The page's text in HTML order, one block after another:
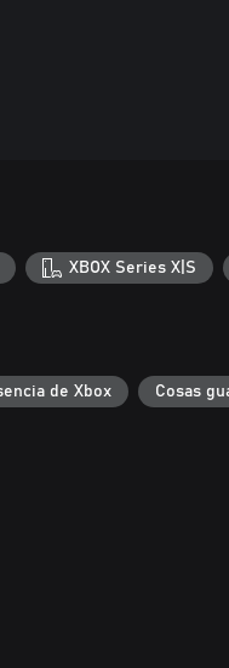
XBOX Series X|S
de Xbox Cosas